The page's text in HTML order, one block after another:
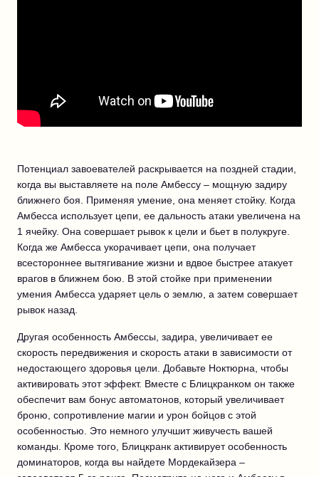
Потенциал завоевателей раскрывается на поздней стадии,
когда вы выставляете на поле Амбессу – мощную задиру
ближнего боя. Применяя умение, она меняет стойку. Когда
Амбесса использует цепи, ее дальность атаки увеличена на
1 ячейку. Она совершает рывок к цели и бьет в полукруге.
Когда же Амбесса укорачивает цепи, она получает
всестороннее вытягивание жизни и вдвое быстрее атакует
врагов в ближнем бою. В этой стойке при применении
умения Амбесса ударяет цель о землю, а затем совершает
рывок назад.
Другая особенность Амбессы, задира, увеличивает ее
скорость передвижения и скорость атаки в зависимости от
недостающего здоровья цели. Добавьте Ноктюрна, чтобы
активировать этот эффект. Вместе с Блицкранком он также
обеспечит вам бонус автоматонов, который увеличивает
броню, сопротивление магии и урон бойцов с этой
особенностью. Это немного улучшит живучесть вашей
команды. Кроме того, Блицкранк активирует особенность
доминаторов, когда вы найдете Мордекайзера –